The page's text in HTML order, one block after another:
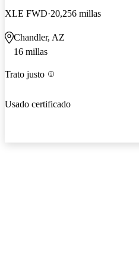
XLE FWD 20,256 millas
Chandler, AZ
16 millas
Trato justo
Usado certificado